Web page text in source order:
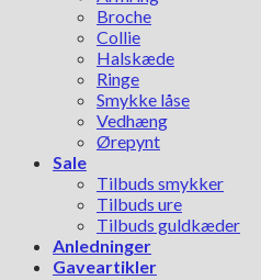
Broche
Collie
Halskæde
Ringe
Smykke låse
Vedhæng
Ørepynt
Sale
Tilbuds smykker
Tilbuds ure
Tilbuds guldkæder
Anledninger
Gaveartikler